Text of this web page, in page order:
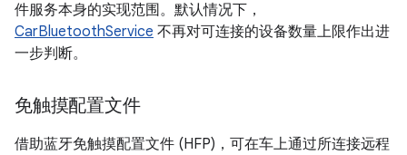
件服务本身的实现范围。默认情况下，
CarBluetoothService 不再对可连接的设备数量上限作出进
一步判断。
免触摸配置文件
借助蓝牙免触摸配置文件 (HFP)，可在车上通过所连接远程